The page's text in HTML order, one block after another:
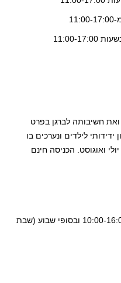
חשיבותה לברגן בפרט
לילדים ונערכים בו
ואוגוסט. הכניסה חינם
15.5-31.8 – בימים שני-שישי בשעות 10:00-16:00 ובסופי שבוע (שבת